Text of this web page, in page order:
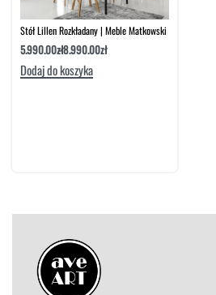
Stół Lillen Rozkładany | Meble Matkowski
5.990.00zł8.990.00zł
Dodaj do koszyka